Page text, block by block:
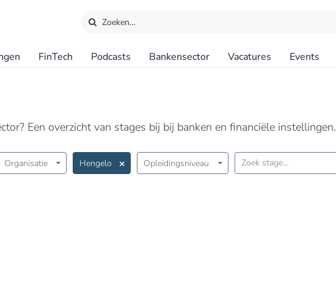
Zoeken…
FinTech Podcasts Bankensector Vacatures Events
Een overzicht van stages bij bij banken en financiële instellingen.
Organisatie Hengelo Opleidingsniveau